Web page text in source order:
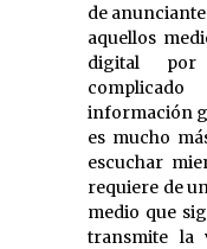
de
aquellos
digital por
información
es mucho
escuchar
requiere de
medio que
transmite la